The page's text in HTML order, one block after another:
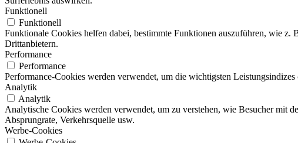
Funktionell
Funktionell
Funktionale Cookies helfen dabei, bestimmte Funktionen auszuführen, wie
Drittanbietern.
Performance
Performance
Performance-Cookies werden verwendet, um die wichtigsten
Analytik
Analytik
Analytische Cookies werden verwendet, um zu verstehen, wie Besucher mit
Absprungrate, Verkehrsquelle usw.
Werbe-Cookies